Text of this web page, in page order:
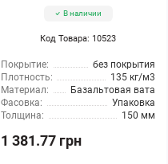
В наличии
Код Товара: 10523
Покрытие:
без покрытия
Плотность:
135 кг/м3
Материал:
Базальтовая вата
Фасовка:
Упаковка
Толщина:
150 мм
1 381.77 грн